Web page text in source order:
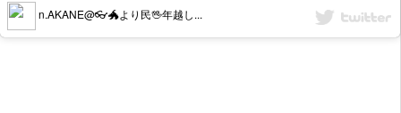
n.AKANE@👓🐲より民🖖年越し...